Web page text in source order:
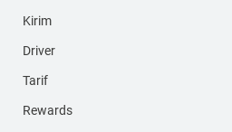
Kirim
Driver
Tarif
Rewards